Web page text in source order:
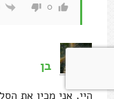
0
בן
היי, אני מכין את